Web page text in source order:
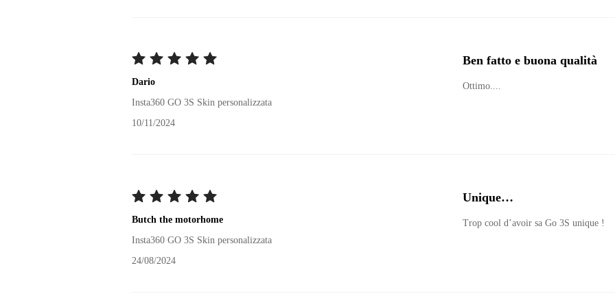
Dario
Insta360 GO 3S Skin personalizzata
10/11/2024
Ben fatto e buona qualità
Ottimo....
Butch the motorhome
Insta360 GO 3S Skin personalizzata
24/08/2024
Unique…
Trop cool d’avoir sa Go 3S unique !